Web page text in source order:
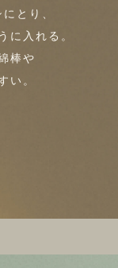
とり、
に入れる。
棒や
い。